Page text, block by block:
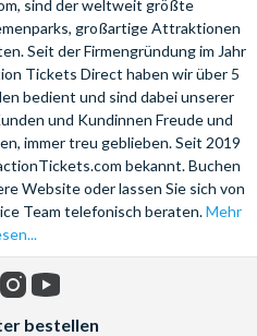
sind der weltweit größte
großartige Attraktionen
Seit der Firmengründung im Jahr
Tickets Direct haben wir über 5
bedient und sind dabei unserer
und Kundinnen Freude und
immer treu geblieben. Seit 2019
bekannt. Buchen
Website oder lassen Sie sich von
Team telefonisch beraten.Mehr
bestellen